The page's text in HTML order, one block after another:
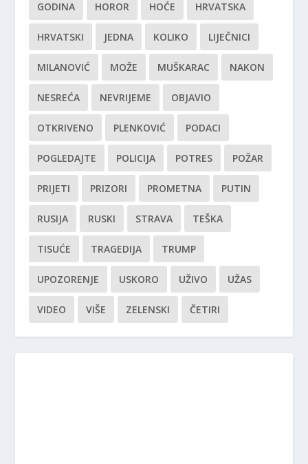
GODINA HOROR HOĆE HRVATSKA
HRVATSKI JEDNA KOLIKO LIJEČNICI
MILANOVIĆ MOŽE MUŠKARAC NAKON
NESREĆA NEVRIJEME OBJAVIO
OTKRIVENO PLENKOVIĆ PODACI
POGLEDAJTE POLICIJA POTRES POŽAR
PRIJETI PRIZORI PROMETNA PUTIN
RUSIJA RUSKI STRAVA TEŠKA
TISUĆE TRAGEDIJA TRUMP
UPOZORENJE USKORO UŽIVO UŽAS
VIDEO VIŠE ZELENSKI ČETIRI